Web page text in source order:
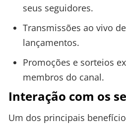
seus seguidores.
Transmissões ao vivo
lançamentos.
Promoções e sorteios
membros do canal.
Interação com os
Um dos principais